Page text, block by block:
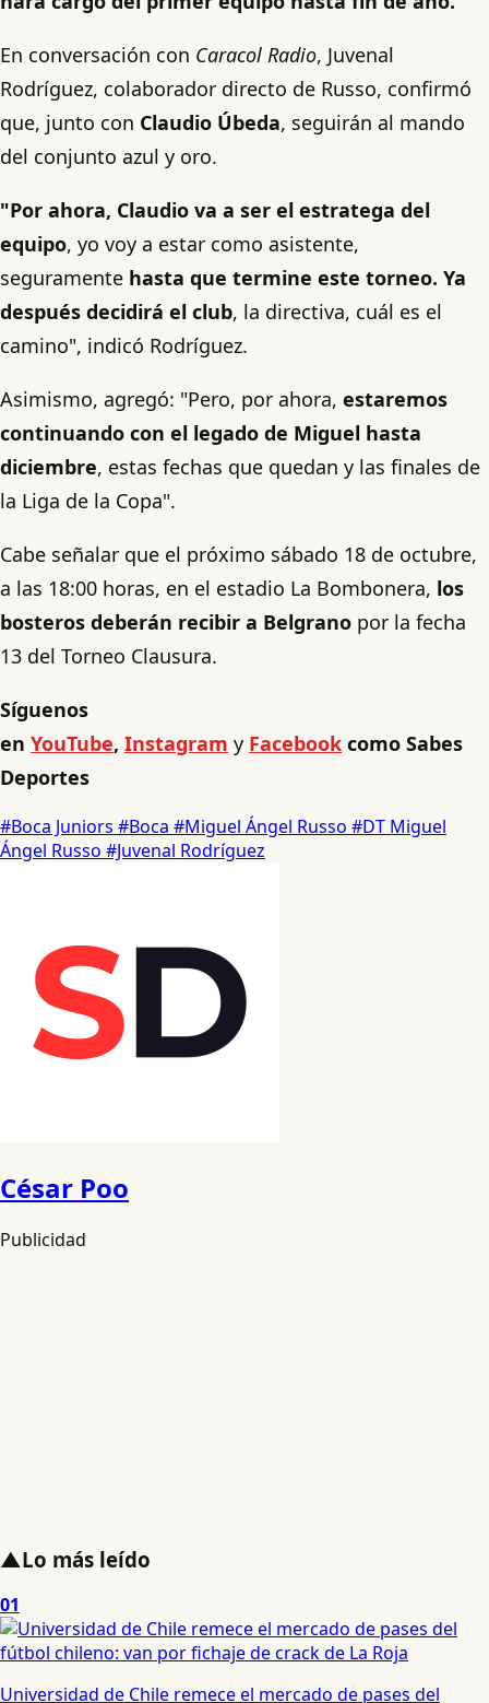
En conversación con Caracol Radio, Juvenal
Rodríguez, colaborador directo de Russo, confirmó
que, junto con Claudio Úbeda, seguirán al mando
del conjunto azul y oro.
"Por ahora, Claudio va a ser el estratega del
equipo, yo voy a estar como asistente,
seguramente hasta que termine este torneo. Ya
después decidirá el club, la directiva, cuál es el
camino", indicó Rodríguez.
Asimismo, agregó: "Pero, por ahora, estaremos
continuando con el legado de Miguel hasta
diciembre, estas fechas que quedan y las finales de
la Liga de la Copa".
Cabe señalar que el próximo sábado 18 de octubre,
a las 18:00 horas, en el estadio La Bombonera, los
bosteros deberán recibir a Belgrano por la fecha
13 del Torneo Clausura.
Síguenos
en YouTube, Instagram y Facebook como Sabes
Deportes
#Boca Juniors #Boca #Miguel Ángel Russo #DT Miguel
Ángel Russo #Juvenal Rodríguez
César Poo
Publicidad
▲Lo más leído
01
Universidad de Chile remece el mercado de pases del